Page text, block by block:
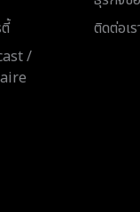
/
ติดต่อเร